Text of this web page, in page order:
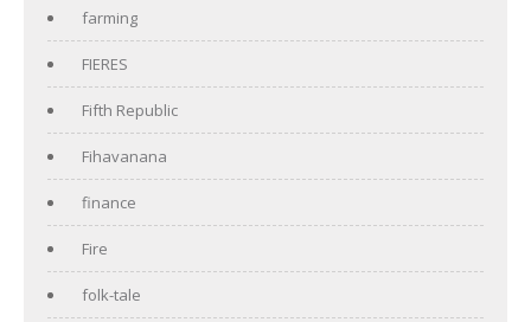
farming
FIERES
Fifth Republic
Fihavanana
finance
Fire
folk-tale